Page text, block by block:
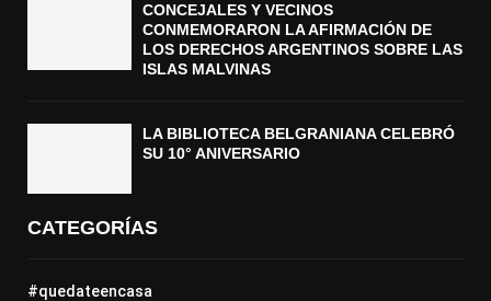
CONCEJALES Y VECINOS
CONMEMORARON LA AFIRMACIÓN DE
LOS DERECHOS ARGENTINOS SOBRE LAS
ISLAS MALVINAS
LA BIBLIOTECA BELGRANIANA CELEBRÓ
SU 10° ANIVERSARIO
CATEGORÍAS
#quedateencasa